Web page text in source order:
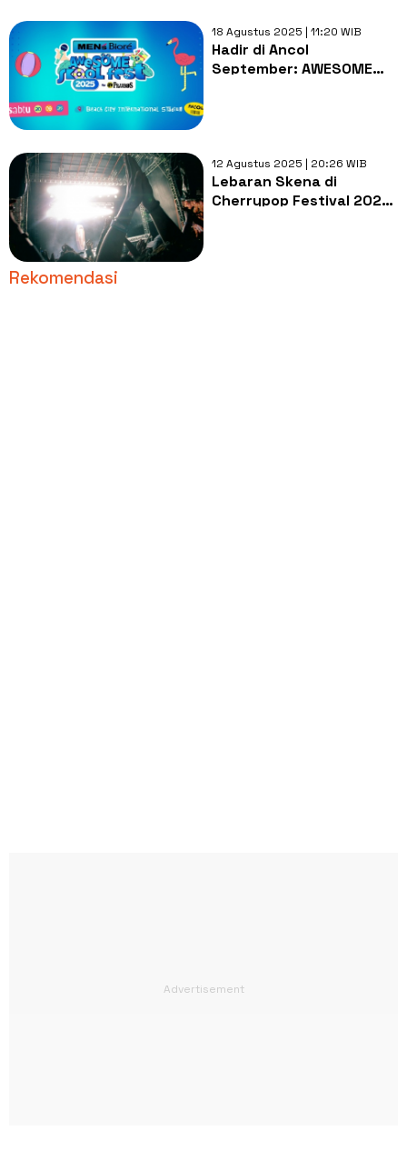
18 Agustus 2025 | 11:20 WIB
Hadir di Ancol
September: AWESOME
12 Agustus 2025 | 20:26 WIB
Lebaran Skena di
Cherrypop Festival 2025
Rekomendasi